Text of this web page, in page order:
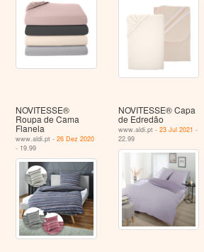
NOVITESSE®
Roupa de Cama
Flanela
www.aldi.pt -26 Dez 2020
- 19.99
NOVITESSE® Capa
de Edredão
www.aldi.pt - 23 Jul 2021 -
22.99